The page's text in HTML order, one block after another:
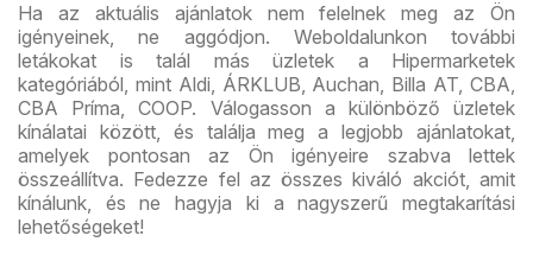
Ha az aktuális ajánlatok nem felelnek meg az Ön
igényeinek, ne aggódjon. Weboldalunkon további
letákokat is talál más üzletek a Hipermarketek
kategóriából, mint Aldi, ÁRKLUB, Auchan, Billa AT, CBA,
CBA Príma, COOP. Válogasson a különböző üzletek
kínálatai között, és találja meg a legjobb ajánlatokat,
amelyek pontosan az Ön igényeire szabva lettek
összeállítva. Fedezze fel az összes kiváló akciót, amit
kínálunk, és ne hagyja ki a nagyszerű megtakarítási
lehetőségeket!